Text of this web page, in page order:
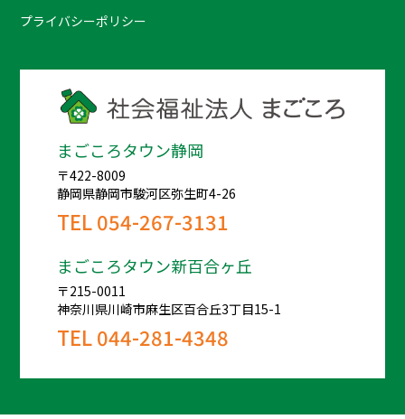
プライバシーポリシー
まごころタウン静岡
〒422-8009
静岡県静岡市駿河区弥生町4-26
TEL054-267-3131
まごころタウン新百合ヶ丘
〒215-0011
神奈川県川崎市麻生区百合丘3丁目15-1
TEL044-281-4348